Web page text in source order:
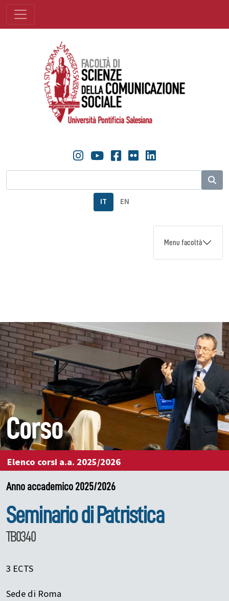
IT EN
Menu facoltà
Corso
Elenco corsi a.a. 2025/2026
Anno accademico 2025/2026
Seminario di Patristica
TB0340
3 ECTS
Sede di Roma